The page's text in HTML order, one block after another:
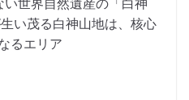
世界自然遺産の「白神
い茂る白神山地は、核心
るエリア